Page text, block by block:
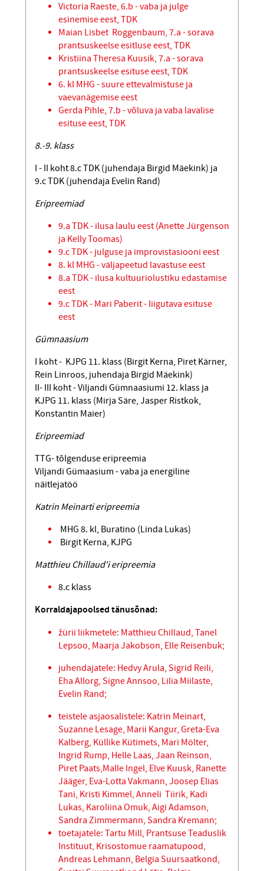
Victoria Raeste, 6.b - vaba ja julge
esinemise eest, TDK
Maian Lisbet Roggenbaum, 7.a - sorava
prantsuskeelse esitluse eest, TDK
Kristiina Theresa Kuusik, 7.a - sorava
prantsuskeelse esituse eest, TDK
6. kl MHG - suure ettevalmistuse ja
vaevanägemise eest
Gerda Pihle, 7.b - võluva ja vaba lavalise
esituse eest, TDK
8.-9. klass
I - II koht 8.c TDK (juhendaja Birgid Mäekink) ja
9.c TDK (juhendaja Evelin Rand)
Eripreemiad
9.a TDK - ilusa laulu eest (Anette Jürgenson
ja Kelly Toomas)
9.c TDK - julguse ja improvistasiooni eest
8. kl MHG - väljapeetud lavastuse eest
8.a TDK - ilusa kultuuriolustiku edastamise
eest
9.c TDK - Mari Paberit - liigutava esituse
eest
Gümnaasium
I koht - KJPG 11. klass (Birgit Kerna, Piret Kärner,
Rein Linroos, juhendaja Birgid Mäekink)
II- III koht - Viljandi Gümnaasiumi 12. klass ja
KJPG 11. klass (Mirja Säre, Jasper Ristkok,
Konstantin Maier)
Eripreemiad
TTG- tõlgenduse eripreemia
Viljandi Gümaasium - vaba ja energiline
näitlejatöö
Katrin Meinarti eripreemia
MHG 8. kl, Buratino (Linda Lukas)
Birgit Kerna, KJPG
Matthieu Chillaud'i eripreemia
8.c klass
Korraldajapoolsedtänusõnad:
žürii liikmetele: Matthieu Chillaud, Tanel
Lepsoo, Maarja Jakobson, Elle Reisenbuk;
juhendajatele: Hedvy Arula, Sigrid Reili,
Eha Allorg, Signe Annsoo, Lilia Miilaste,
Evelin Rand;
teistele asjaosalistele: Katrin Meinart,
Suzanne Lesage, Marii Kangur, Greta-Eva
Kalberg, Küllike Kütimets, Mari Mölter,
Ingrid Rump, Helle Laas, Jaan Reinson,
Piret Paats,Malle Ingel, Elve Kuusk, Ranette
Jääger, Eva-Lotta Vakmann, Joosep Elias
Tani, Kristi Kimmel, Anneli Tiirik, Kadi
Lukas, Karoliina Omuk, Aigi Adamson,
Sandra Zimmermann, Sandra Kremann;
toetajatele: Tartu Mill, Prantsuse Teaduslik
Instituut, Krisostomue raamatupood,
Andreas Lehmann, Belgia Suursaatkond,